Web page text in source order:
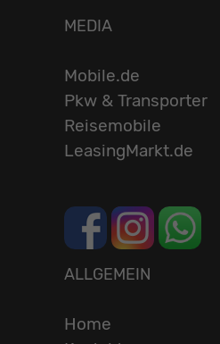
MEDIA
Mobile.de
Pkw & Transporter
Reisemobile
LeasingMarkt.de
ALLGEMEIN
Home